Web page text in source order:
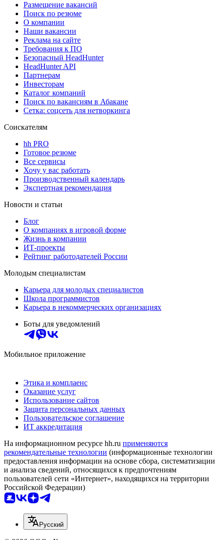
Размещение вакансий
Поиск по резюме
О компании
Наши вакансии
Реклама на сайте
Требования к ПО
Безопасный HeadHunter
HeadHunter API
Партнерам
Инвесторам
Каталог компаний
Поиск по вакансиям в Абакане
Сетка: соцсеть для нетворкинга
Соискателям
hh PRO
Готовое резюме
Все сервисы
Хочу у вас работать
Производственный календарь
Экспертная рекомендация
Новости и статьи
Блог
О компаниях в игровой форме
Жизнь в компании
ИТ-проекты
Рейтинг работодателей России
Молодым специалистам
Карьера для молодых специалистов
Школа программистов
Карьера в некоммерческих организациях
Боты для уведомлений
Мобильное приложение
Этика и комплаенс
Оказание услуг
Использование сайтов
Защита персональных данных
Пользовательское соглашение
ИТ аккредитация
На информационном ресурсе hh.ru применяются
рекомендательные технологии (информационные технологии
предоставления информации на основе сбора, систематизации
и анализа сведений, относящихся к предпочтениям
пользователей сети «Интернет», находящихся на территории
Российской Федерации)
Русский